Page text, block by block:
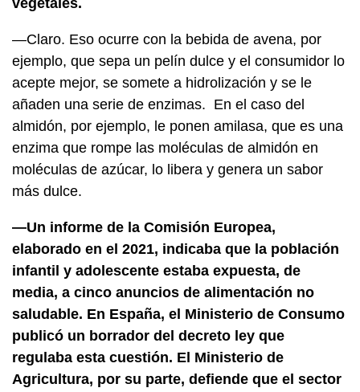
vegetales.
—Claro. Eso ocurre con la bebida de avena, por
ejemplo, que sepa un pelín dulce y el consumidor lo
acepte mejor, se somete a hidrolización y se le
añaden una serie de enzimas. En el caso del
almidón, por ejemplo, le ponen amilasa, que es una
enzima que rompe las moléculas de almidón en
moléculas de azúcar, lo libera y genera un sabor
más dulce.
—Un informe de la Comisión Europea,
elaborado en el 2021, indicaba que la población
infantil y adolescente estaba expuesta, de
media, a cinco anuncios de alimentación no
saludable. En España, el Ministerio de Consumo
publicó un borrador del decreto ley que
regulaba esta cuestión. El Ministerio de
Agricultura, por su parte, defiende que el sector